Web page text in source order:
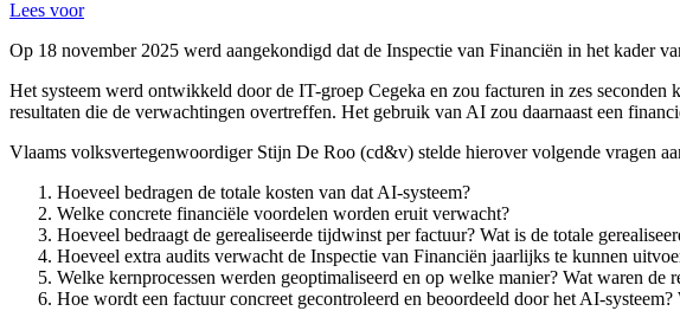
Lees voor
Op 18 november 2025 werd aangekondigd dat de Inspectie van Financiën in het kader
Het systeem werd ontwikkeld door de IT-groep Cegeka en zou facturen in zes
resultaten die de verwachtingen overtreffen. Het gebruik van AI zou daarnaast een
Vlaams volksvertegenwoordiger Stijn De Roo (cd&v) stelde hierover volgende vragen
Hoeveel bedragen de totale kosten van dat AI-systeem?
Welke concrete financiële voordelen worden eruit verwacht?
Hoeveel bedraagt de gerealiseerde tijdwinst per factuur? Wat is de totale
Hoeveel extra audits verwacht de Inspectie van Financiën jaarlijks te kunnen
Welke kernprocessen werden geoptimaliseerd en op welke manier? Wat waren de
Hoe wordt een factuur concreet gecontroleerd en beoordeeld door het AI-